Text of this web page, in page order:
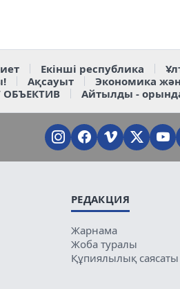
Екінші республика
Ақсауыт Экономика
ОБЪЕКТИВ
Айтылды -
РЕДАКЦИЯ
Жарнама
Жоба туралы
Құпиялылық саясаты